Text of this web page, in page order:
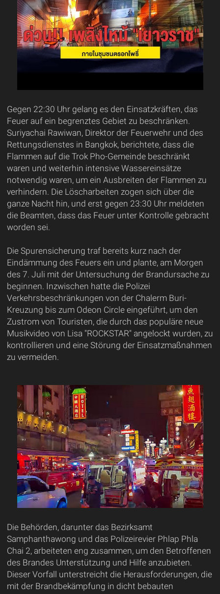
Gegen 22:30 Uhr gelang es den Einsatzkräften, das
Feuer auf ein begrenztes Gebiet zu beschränken.
Suriyachai Rawiwan, Direktor der Feuerwehr und des
Rettungsdienstes in Bangkok, berichtete, dass die
Flammen auf die Trok Pho-Gemeinde beschränkt
waren und weiterhin intensive Wassereinsätze
notwendig waren, um ein Ausbreiten der Flammen zu
verhindern. Die Löscharbeiten zogen sich über die
ganze Nacht hin, und erst gegen 23:30 Uhr meldeten
die Beamten, dass das Feuer unter Kontrolle gebracht
worden sei.
Die Spurensicherung traf bereits kurz nach der
Eindämmung des Feuers ein und plante, am Morgen
des 7. Juli mit der Untersuchung der Brandursache zu
beginnen. Inzwischen hatte die Polizei
Verkehrsbeschränkungen von der Chalerm Buri-
Kreuzung bis zum Odeon Circle eingeführt, um den
Zustrom von Touristen, die durch das populäre neue
Musikvideo von Lisa "ROCKSTAR" angelockt wurden, zu
kontrollieren und eine Störung der Einsatzmaßnahmen
zu vermeiden.
Die Behörden, darunter das Bezirksamt
Samphanthawong und das Polizeirevier Phlap Phla
Chai 2, arbeiteten eng zusammen, um den Betroffenen
des Brandes Unterstützung und Hilfe anzubieten.
Dieser Vorfall unterstreicht die Herausforderungen, die
mit der Brandbekämpfung in dicht bebauten